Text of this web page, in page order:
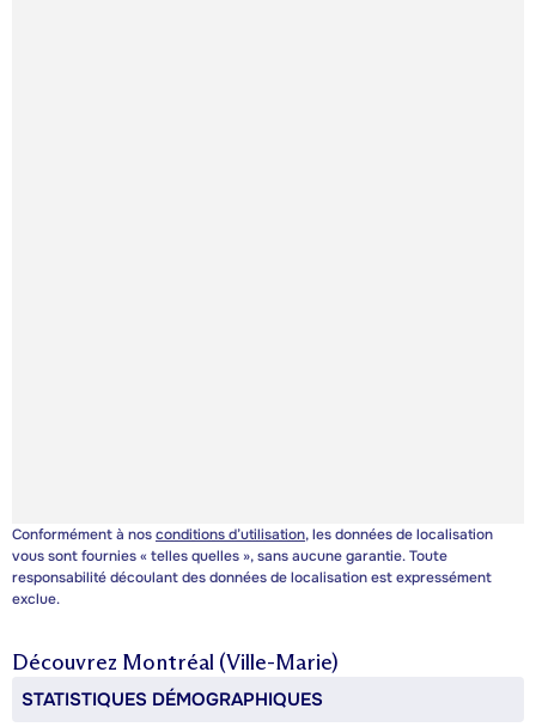
Conformément à nosconditions d’utilisation, les données de localisation
vous sont fournies « telles quelles », sans aucune garantie. Toute
responsabilité découlant des données de localisation est expressément
exclue.
Découvrez Montréal (Ville-Marie)
STATISTIQUES DÉMOGRAPHIQUES